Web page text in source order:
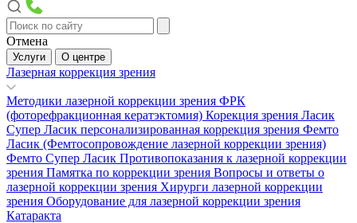
Отмена
Услуги О центре
Лазерная коррекция зрения
Методики лазерной коррекции зрения ФРК
(фоторефракционная кератэктомия) Корекция зрения Ласик
Супер Ласик персонализированная коррекция зрения Фемто
Ласик (Фемтосопровождение лазерной коррекции зрения)
Фемто Супер Ласик Противопоказания к лазерной коррекции
зрения Памятка по коррекции зрения Вопросы и ответы о
лазерной коррекции зрения Хирурги лазерной коррекции
зрения Оборудование для лазерной коррекции зрения
Катаракта